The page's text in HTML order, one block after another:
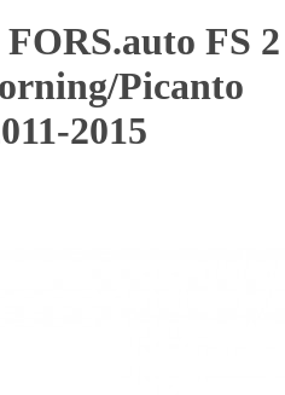
FS 2
Picanto
2015